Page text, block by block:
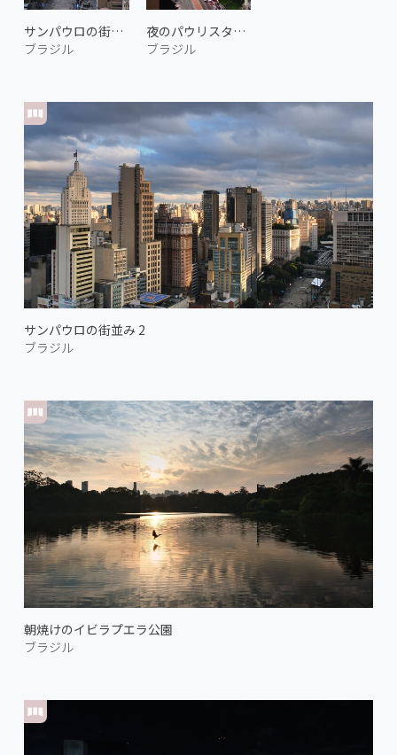
サンパウロの街並み 1
ブラジル
サンパウロの街並み 2
ブラジル
夜のパウリスタ通り 2
ブラジル
朝焼けのイビラプエラ公園
ブラジル